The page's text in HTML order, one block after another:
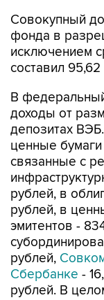
Совокупный
фонда в
исключением
составил
В
доходы от
депозитах
ценные бумаги
связанные с
рублей, в
рублей, в
эмитентов -
рублей,
Сбербанке -
рублей. В